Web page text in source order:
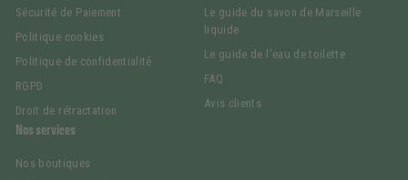
Sécurité de Paiement
Politique cookies
Politique de confidentialité
RGPD
Droit de rétractation
Le guide du savon de Marseille
liquide
Le guide de l'eau de toilette
FAQ
Avis clients
Nos services
Nos boutiques